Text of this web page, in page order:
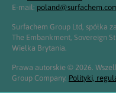
E-mail:
Surfachem Group Ltd, spółka
The Embankment, Sovereign
Wielka Brytania.
Prawa autorskie © 2026.
Group Company. Polityki,